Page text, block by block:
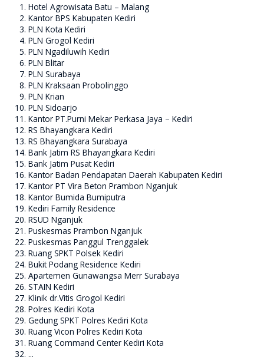
Hotel Agrowisata Batu – Malang
Kantor BPS Kabupaten Kediri
PLN Kota Kediri
PLN Grogol Kediri
PLN Ngadiluwih Kediri
PLN Blitar
PLN Surabaya
PLN Kraksaan Probolinggo
PLN Krian
PLN Sidoarjo
Kantor PT.Purni Mekar Perkasa Jaya – Kediri
RS Bhayangkara Kediri
RS Bhayangkara Surabaya
Bank Jatim RS Bhayangkara Kediri
Bank Jatim Pusat Kediri
Kantor Badan Pendapatan Daerah Kabupaten Kediri
Kantor PT Vira Beton Prambon Nganjuk
Kantor Bumida Bumiputra
Kediri Family Residence
RSUD Nganjuk
Puskesmas Prambon Nganjuk
Puskesmas Panggul Trenggalek
Ruang SPKT Polsek Kediri
Bukit Podang Residence Kediri
Apartemen Gunawangsa Merr Surabaya
STAIN Kediri
Klinik dr.Vitis Grogol Kediri
Polres Kediri Kota
Gedung SPKT Polres Kediri Kota
Ruang Vicon Polres Kediri Kota
Ruang Command Center Kediri Kota
...